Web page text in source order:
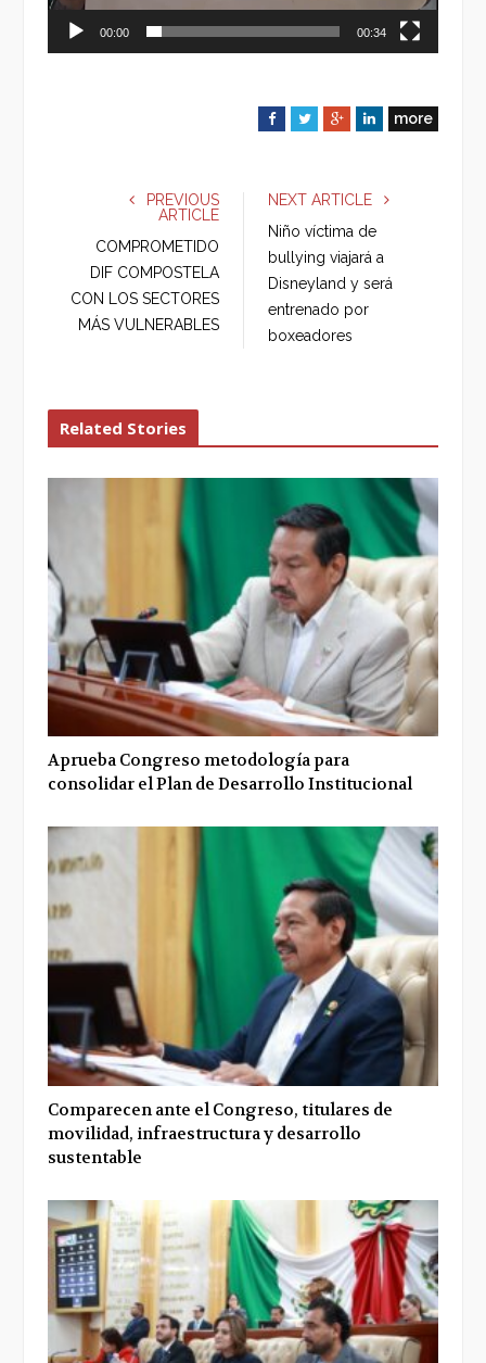
00:00 00:34
F
e
o
k
T
r
G
g
+
L
I
n
more
PREVIOUS
ARTICLE
COMPROMETIDO
DIF COMPOSTELA
CON LOS SECTORES
MÁS VULNERABLES
NEXT ARTICLE
Niño víctima de
bullying viajará a
Disneyland y será
entrenado por
boxeadores
Related Stories
Aprueba Congreso metodología para
consolidar el Plan de Desarrollo Institucional
Comparecen ante el Congreso, titulares de
movilidad, infraestructura y desarrollo
sustentable